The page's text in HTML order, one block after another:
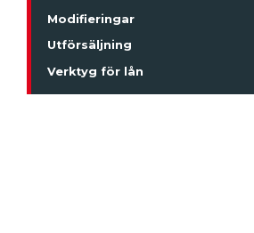
Modifieringar
Utförsäljning
Verktyg för lån